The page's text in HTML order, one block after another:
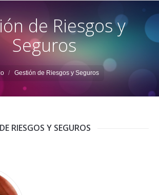
de Riesgos y
Seguros
Gestión de Riesgos y Seguros
RIESGOS Y SEGUROS